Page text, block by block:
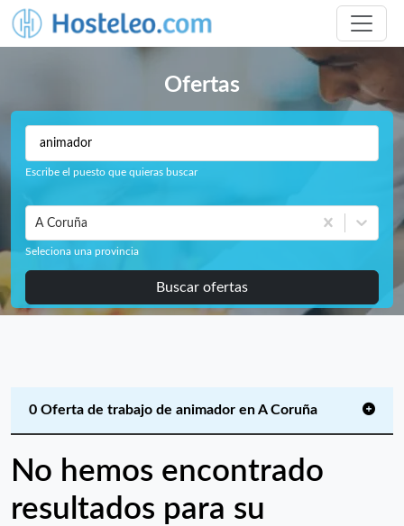
Ofertas
Escribe el puesto que quieras buscar
A Coruña
Seleciona una provincia
Buscar ofertas
0 Oferta de trabajo de animador en A Coruña
No hemos encontrado
resultados para su